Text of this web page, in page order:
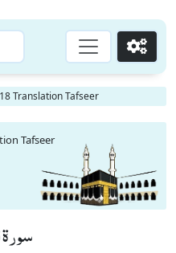
Go
Translation Tafseer
Tafseer